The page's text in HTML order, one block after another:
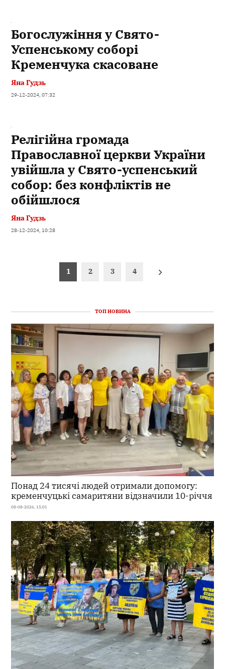
Богослужіння у Свято-
Успенському соборі
Кременчука скасоване
Яна Гудзь
29-12-2024, 07:32
Релігійна громада
Православної церкви України
увійшла у Свято-успенський
собор: без конфліктів не
обійшлося
Яна Гудзь
28-12-2024, 10:28
1 2 3 4
ТОП НОВИНА
Понад 24 тисячі людей отримали допомогу:
кременчуцькі самаритяни відзначили 10-річчя
08-08-2026, 15:01